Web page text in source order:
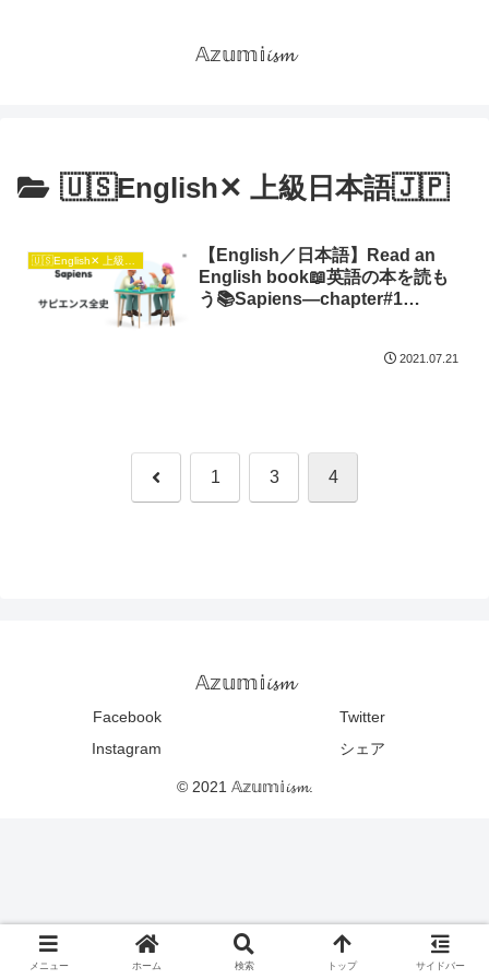
𝔸𝕫𝕦𝕞𝕚𝓲𝓼𝓶
🇺🇸English✕ 上級日本語🇯🇵
【English／日本語】Read an
English book📖英語の本を読も
う📚Sapiens―chapter#1
2021.07.21
前 1 3 4
𝔸𝕫𝕦𝕞𝕚𝓲𝓼𝓶
Facebook
Twitter
Instagram
シェア
© 2021 𝔸𝕫𝕦𝕞𝕚𝓲𝓼𝓶.
メニュー ホーム 検索 トップ サイドバー